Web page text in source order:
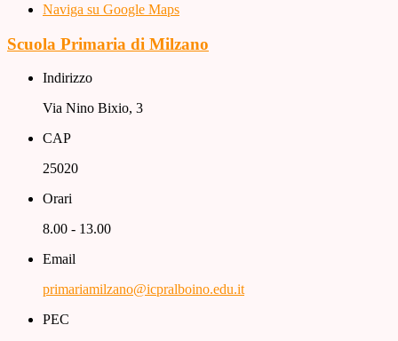
Naviga su Google Maps
Scuola Primaria di Milzano
Indirizzo
Via Nino Bixio, 3
CAP
25020
Orari
8.00 - 13.00
Email
primariamilzano@icpralboino.edu.it
PEC